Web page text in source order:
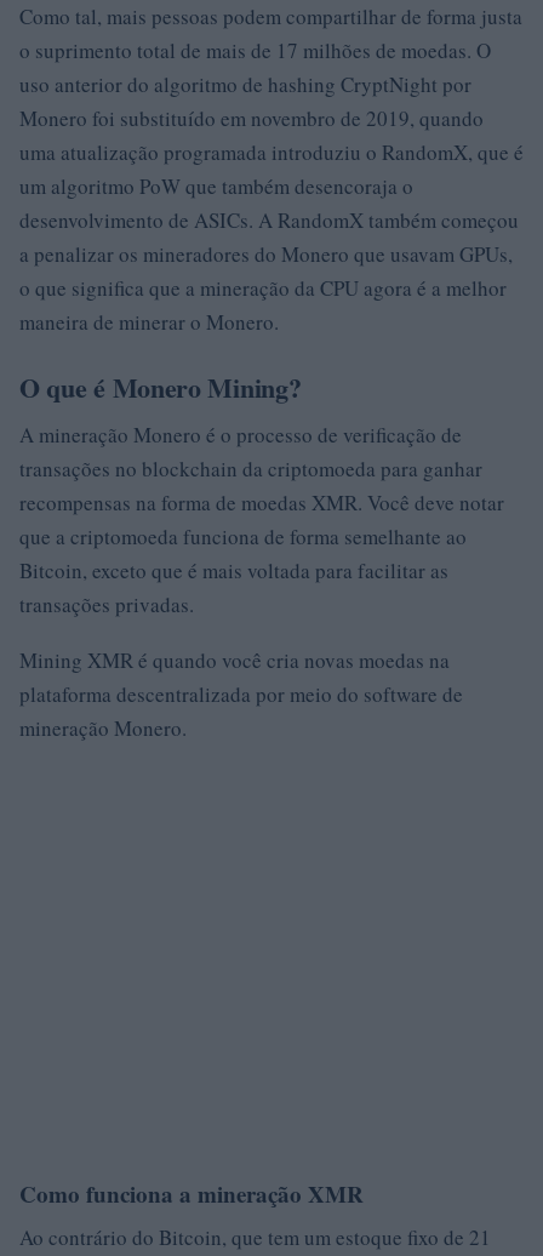
Como tal, mais pessoas podem compartilhar de forma justa
o suprimento total de mais de 17 milhões de moedas. O
uso anterior do algoritmo de hashing CryptNight por
Monero foi substituído em novembro de 2019, quando
uma atualização programada introduziu o RandomX, que é
um algoritmo PoW que também desencoraja o
desenvolvimento de ASICs. A RandomX também começou
a penalizar os mineradores do Monero que usavam GPUs,
o que significa que a mineração da CPU agora é a melhor
maneira de minerar o Monero.
O que é Monero Mining?
A mineração Monero é o processo de verificação de
transações no blockchain da criptomoeda para ganhar
recompensas na forma de moedas XMR. Você deve notar
que a criptomoeda funciona de forma semelhante ao
Bitcoin, exceto que é mais voltada para facilitar as
transações privadas.
Mining XMR é quando você cria novas moedas na
plataforma descentralizada por meio do software de
mineração Monero.
Como funciona a mineração XMR
Ao contrário do Bitcoin, que tem um estoque fixo de 21